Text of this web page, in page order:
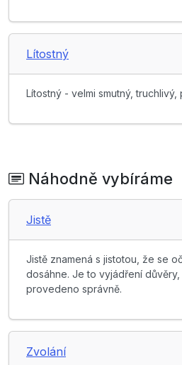
Lítostný
Lítostný - velmi smutný, truchlivý,
Náhodně vybíráme
Jistě
Jistě znamená s jistotou, že se
dosáhne. Je to vyjádření
provedeno správně.
Zvolání